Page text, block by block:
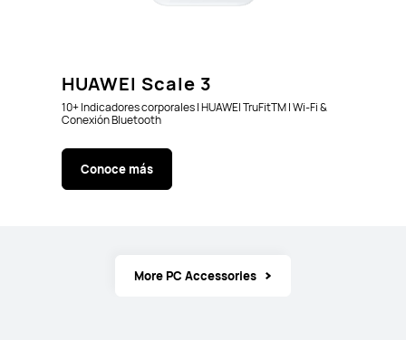
HUAWEI Scale 3
10+ Indicadores corporales | HUAWEI TruFitTM | Wi-Fi &
Conexión Bluetooth
Conoce más
More PC Accessories